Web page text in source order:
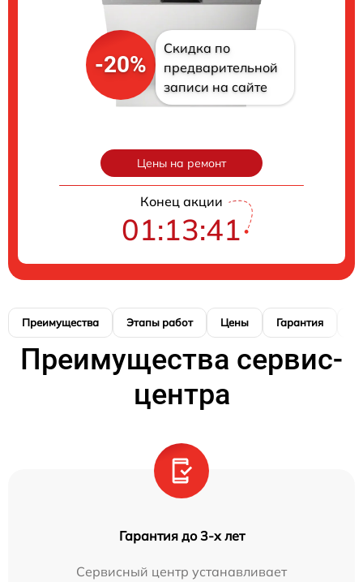
-20%
Скидка по
предварительной
записи на сайте
Цены на ремонт
Конец акции
01:13:40
Преимущества Этапы работ Цены Гарантия
Преимущества сервис-
центра
Гарантия до 3-х лет
Сервисный центр устанавливает